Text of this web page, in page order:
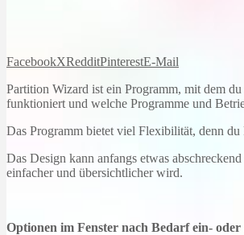
FacebookXRedditPinterestE-Mail
Partition Wizard ist ein Programm, mit dem
funktioniert und welche Programme und
Das Programm bietet viel Flexibilität, denn
Das Design kann anfangs etwas
einfacher und übersichtlicher wird.
Optionen im Fenster nach Bedarf ein- oder